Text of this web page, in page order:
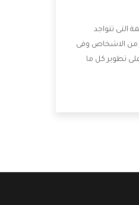
التى تتواجد
من الاشخاص وفى
تطوير كل ما
وتقدم للعملاء